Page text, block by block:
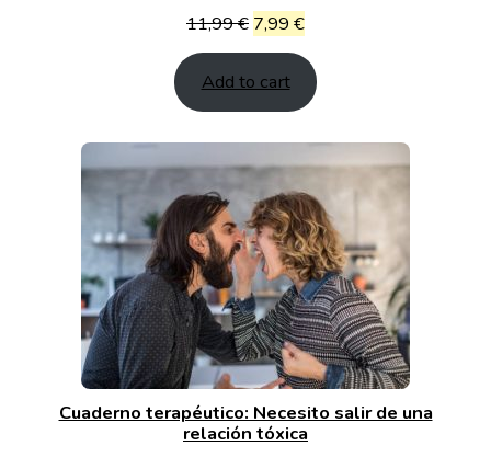
11,99€ Original
price
was:
11,99 €.
7,99 €Current
price
is:
7,99 €.
Add to cart
Cuaderno terapéutico: Necesito salir de una
relación tóxica